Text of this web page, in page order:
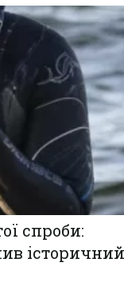
спроби:
історичний